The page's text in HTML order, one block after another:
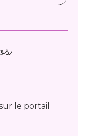
le portail